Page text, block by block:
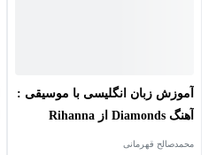
آموزش زبان انگلیسی با موسیقی :
آهنگ Diamonds از Rihanna
محمدصالح قهرمانی